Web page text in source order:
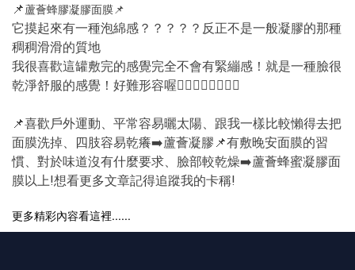
📌蘆薈蜂膠凝膠面膜📌
它摸起來有一種泡綿感？？？？？ 反正不是一般凝膠的那種
稠稠滑滑的質地
我很喜歡這罐敷完的感覺完全不會有緊繃感！就是一種臉很
乾淨舒服的感覺！好難形容喔😵‍💫😵‍💫😵‍💫😵‍💫
📌喜歡戶外運動、平常容易曬太陽、跟我一樣比較懶得去把
面膜洗掉、四肢容易乾癢➡️蘆薈凝膠📌有敷晚安面膜的習
慣、對於味道沒有什麼要求、臉部較乾燥➡️蘆薈蜂蜜凝膠面
膜以上!想看更多文章記得追蹤我的卡稱!
更多精彩內容看這裡......